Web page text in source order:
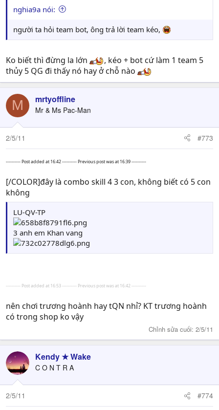
nghia9a nói:
người ta hỏi team bot, ông trả lời team kéo,
Ko biết thì đừng la lớn
, kéo + bot cứ làm 1 team 5
thủy 5 QG đi thấy nó hay ở chỗ nào
M mrtyoffline
Mr & Ms Pac-Man
2/5/11 #773
---------- Post added at 16:42 ---------- Previous post was at 16:39 ----------
[/COLOR]đây là combo skill 4 3 con, không biết có 5 con
không
LU-QV-TP
3 anh em Khan vang
---------- Post added at 16:53 ---------- Previous post was at 16:42 ----------
nên chơi trương hoành hay tQN nhỉ? KT trương hoành
có trong shop ko vậy
Chỉnh sửa cuối: 2/5/11
Kendy ★ Wake
C O N T R A
2/5/11 #774